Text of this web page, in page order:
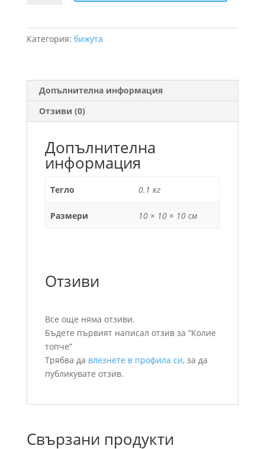
Категория: бижута
Допълнителна информация
Отзиви (0)
Допълнителна
информация
Тегло 0.1 кг
Размери 10 × 10 × 10 см
Отзиви
Все още няма отзиви.
Бъдете първият написал отзив за “Колие
топче”
Трябва да влезнете в профила си, за да
публикувате отзив.
Свързани продукти